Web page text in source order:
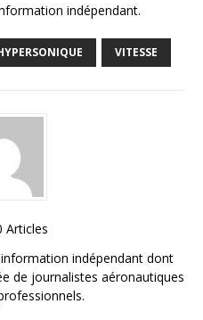
indépendant.
VITESSE
Articles
indépendant dont
de journalistes aéronautiques